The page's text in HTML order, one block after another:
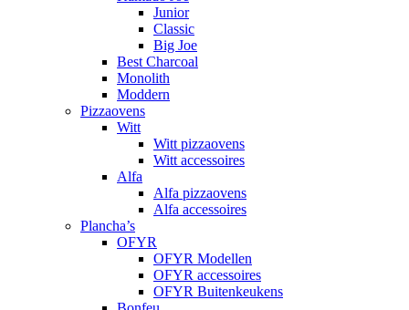
Junior
Classic
Big Joe
Best Charcoal
Monolith
Moddern
Pizzaovens
Witt
Witt pizzaovens
Witt accessoires
Alfa
Alfa pizzaovens
Alfa accessoires
Plancha’s
OFYR
OFYR Modellen
OFYR accessoires
OFYR Buitenkeukens